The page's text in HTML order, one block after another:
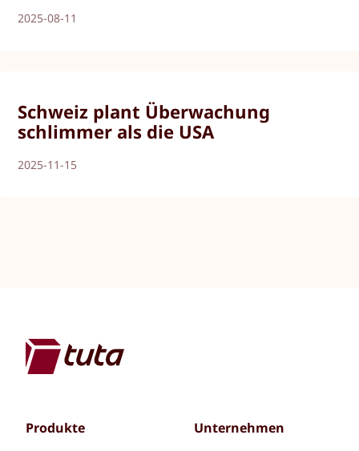
2025-08-11
Schweiz plant Überwachung
schlimmer als die USA
2025-11-15
Produkte
Unternehmen